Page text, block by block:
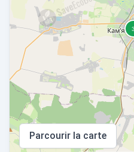
Parcourir la carte